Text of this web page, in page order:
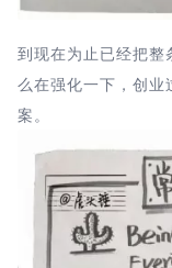
到现在为止已经把整
么在强化一下，创
案。